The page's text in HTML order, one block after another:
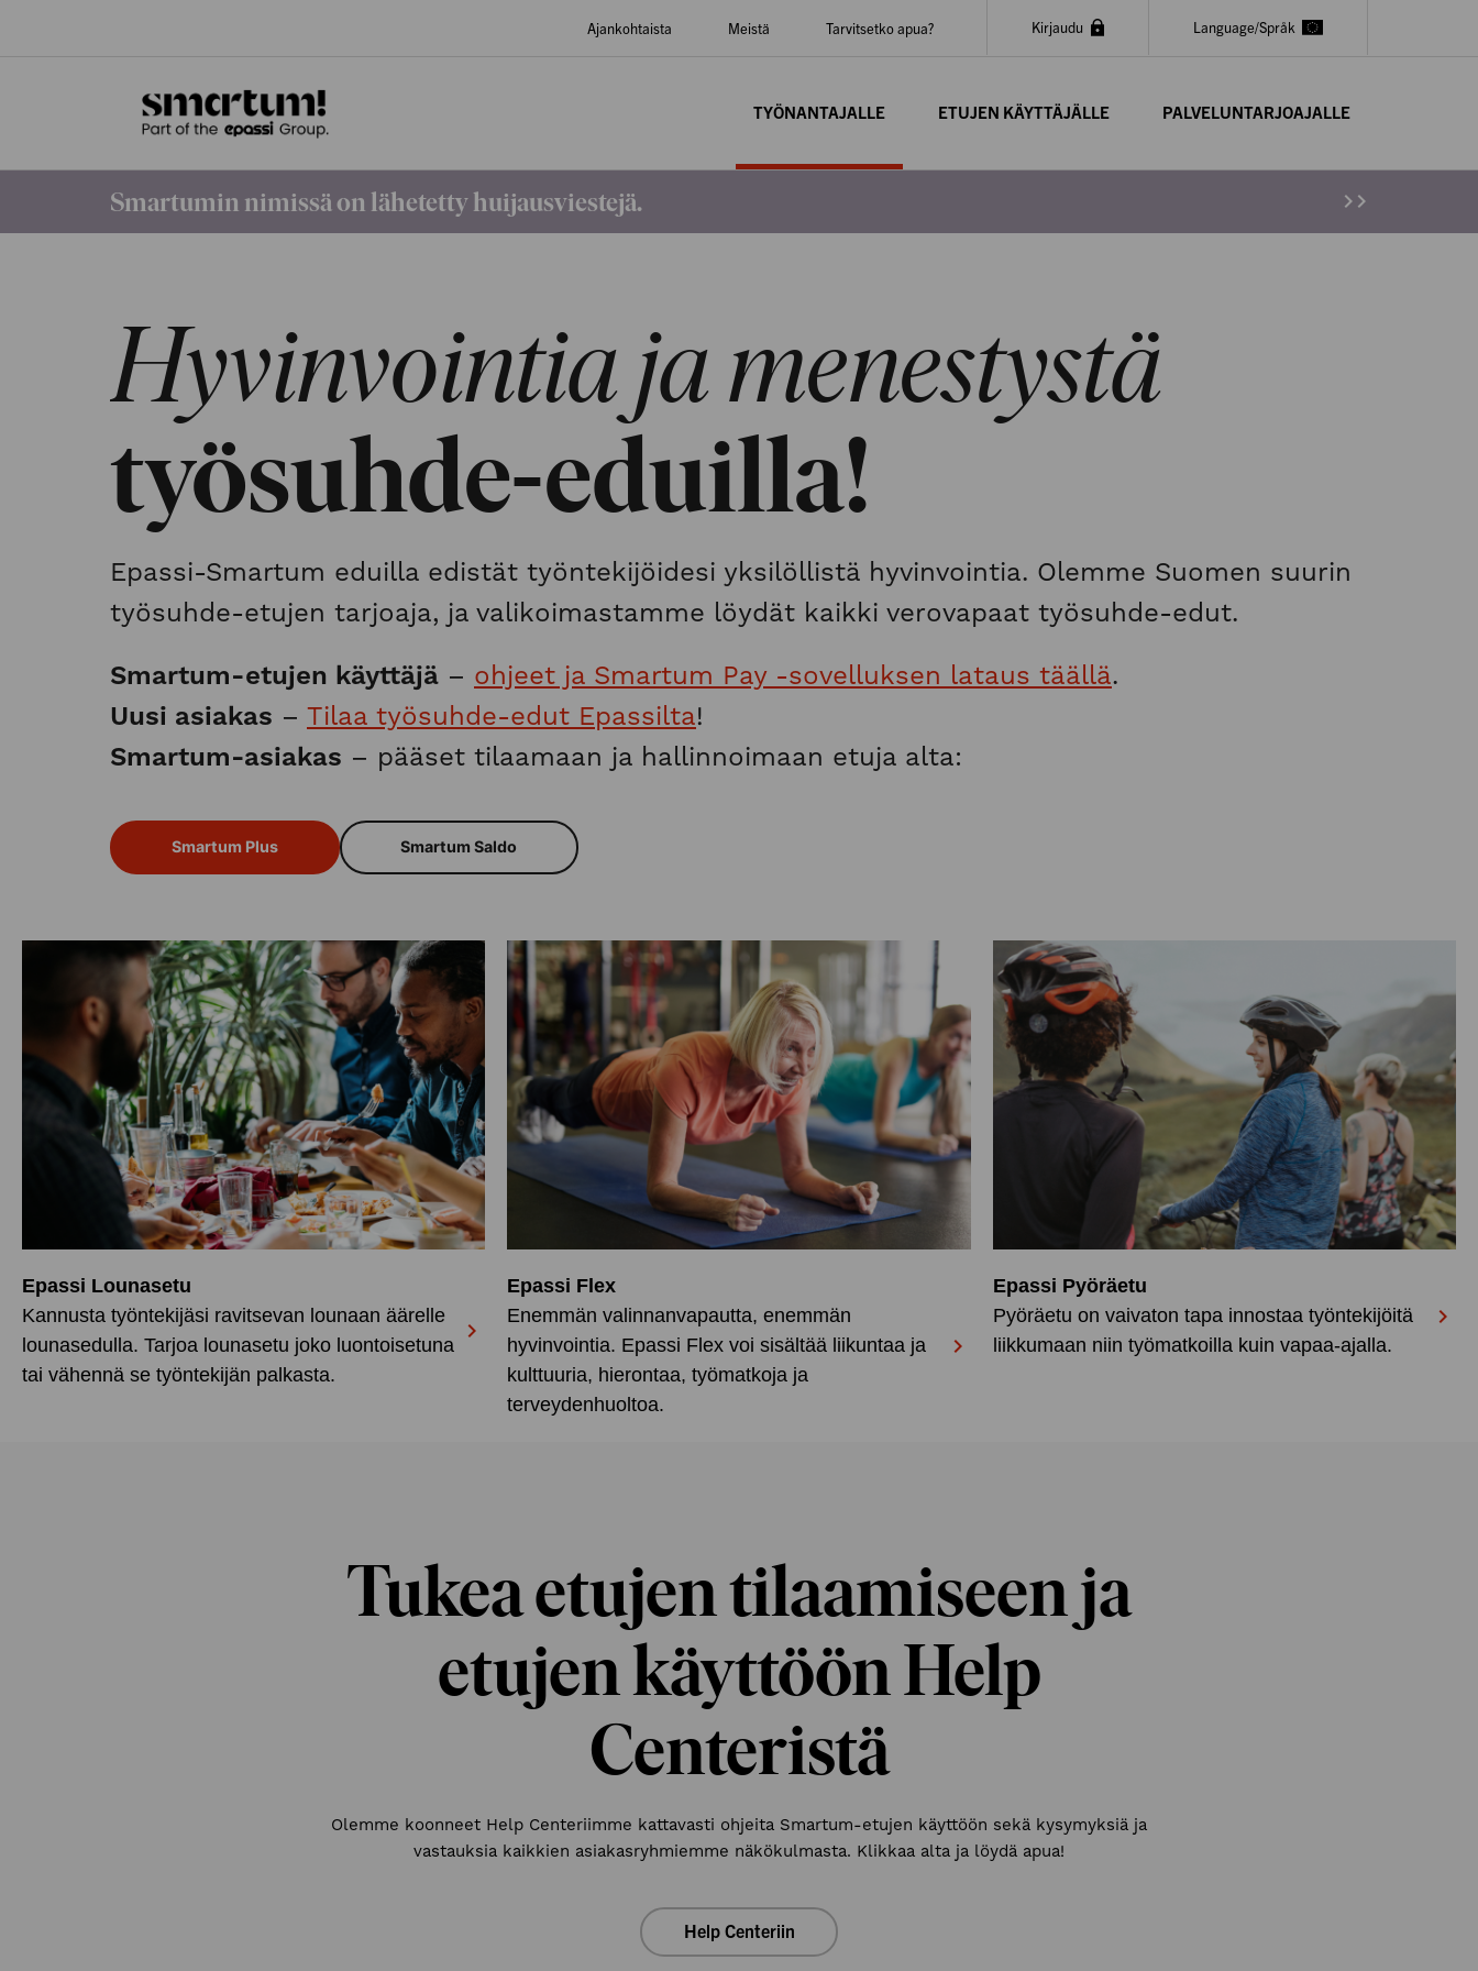
Ajankohtaista Meistä Tarvitsetko apua? Kirjaudu Language/Språk
TYÖNANTAJALLE ETUJEN KÄYTTÄJÄLLE PALVELUNTARJOAJALLE
Smartumin nimissä on lähetetty huijausviestejä. 
Hyvinvointia ja menestystä
työsuhde-eduilla!
Epassi-Smartum eduilla edistät työntekijöidesi yksilöllistä hyvinvointia. Olemme Suomen suurin
työsuhde-etujen tarjoaja, ja valikoimastamme löydät kaikki verovapaat työsuhde-edut.
Smartum-etujen käyttäjä – ohjeet ja Smartum Pay -sovelluksen lataus täällä.
Uusi asiakas – Tilaa työsuhde-edut Epassilta!
Smartum-asiakas – pääset tilaamaan ja hallinnoimaan etuja alta:
Smartum Plus Smartum Saldo
Epassi Lounasetu
Kannusta työntekijäsi ravitsevan lounaan äärelle
lounasedulla. Tarjoa lounasetu joko luontoisetuna
tai vähennä se työntekijän palkasta.

Epassi Flex
Enemmän valinnanvapautta, enemmän
hyvinvointia. Epassi Flex voi sisältää liikuntaa ja
kulttuuria, hierontaa, työmatkoja ja
terveydenhuoltoa.

Epassi Pyöräetu
Pyöräetu on vaivaton tapa innostaa työntekijöitä
liikkumaan niin työmatkoilla kuin vapaa-ajalla.

Tukea etujen tilaamiseen ja
etujen käyttöön Help
Centeristä
Olemme koonneet Help Centeriimme kattavasti ohjeita Smartum-etujen käyttöön sekä kysymyksiä ja
vastauksia kaikkien asiakasryhmiemme näkökulmasta. Klikkaa alta ja löydä apua!
Help Centeriin